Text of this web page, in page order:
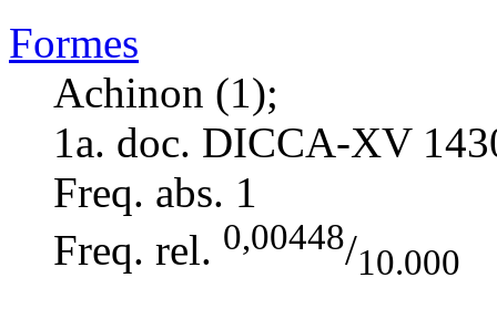
Formes
Achinon (1);
1a. doc. DICCA-XV
Freq. abs. 1
Freq. rel. 0,00448/10.000